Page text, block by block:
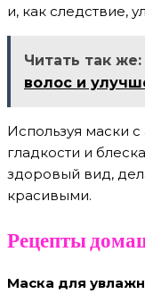
и, как следствие,
Читать так же:
волос и
Используя маски
гладкости и
здоровый вид,
красивыми.
Рецепты
Маска для